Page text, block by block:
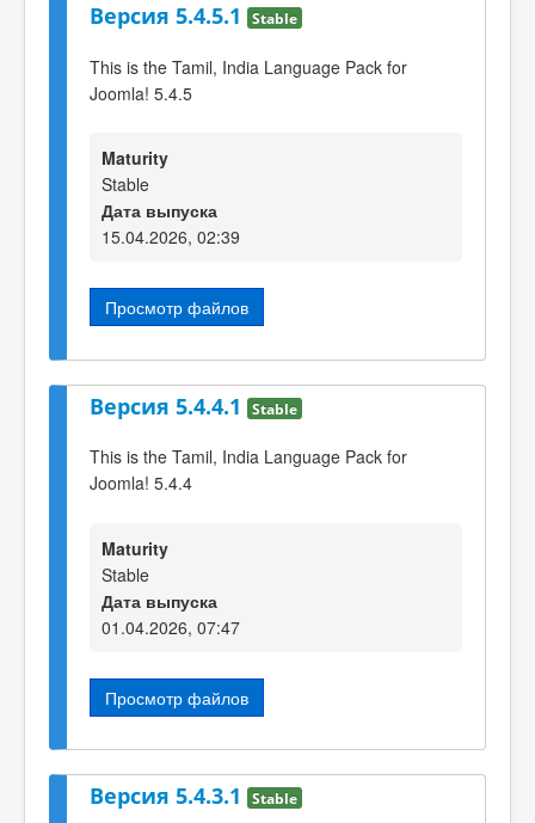
Версия 5.4.5.1 Stable
This is the Tamil, India Language Pack for
Joomla! 5.4.5
Maturity
Stable
Дата выпуска
15.04.2026, 02:39
Просмотр файлов
Версия 5.4.4.1 Stable
This is the Tamil, India Language Pack for
Joomla! 5.4.4
Maturity
Stable
Дата выпуска
01.04.2026, 07:47
Просмотр файлов
Версия 5.4.3.1 Stable